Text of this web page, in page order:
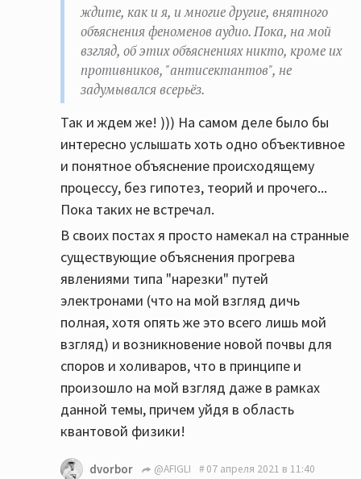
ждите, как и я, и многие другие, внятного
объяснения феноменов аудио. Пока, на мой
взгляд, об этих объяснениях никто, кроме их
противников, "антисектантов", не
задумывался всерьёз.
Так и ждем же! ))) На самом деле было бы
интересно услышать хоть одно объективное
и понятное объяснение происходящему
процессу, без гипотез, теорий и прочего...
Пока таких не встречал.
В своих постах я просто намекал на странные
существующие объяснения прогрева
явлениями типа "нарезки" путей
электронами (что на мой взгляд дичь
полная, хотя опять же это всего лишь мой
взгляд) и возникновение новой почвы для
споров и холиваров, что в принципе и
произошло на мой взгляд даже в рамках
данной темы, причем уйдя в область
квантовой физики!
dvorbor @AFIGLI 07 апреля 2021 в 11:40